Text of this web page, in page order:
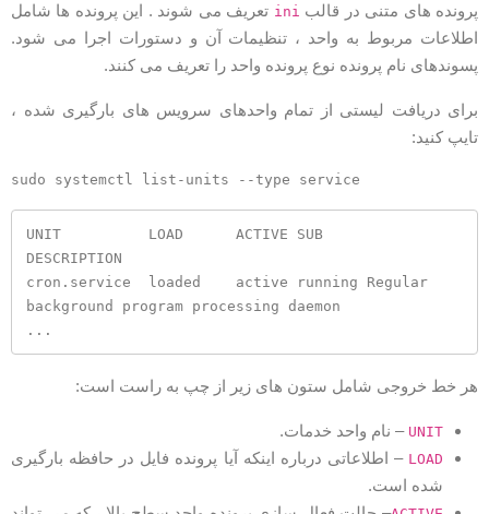
های متنی در قالبiniتعریف می شوند . این پرونده ها شامل
مربوط به واحد ، تنظیمات آن و دستورات اجرا می شود.
نام پرونده نوع پرونده واحد را تعریف می کنند.
دریافت لیستی از تمام واحدهای سرویس های بارگیری شده ،
کنید:
UNIT          LOAD      ACTIVE SUB
DESCRIPTION
cron.service  loaded    active running Regular
background program processing daemon
خط خروجی شامل ستون های زیر از چپ به راست است:
UNIT– نام واحد خدمات.
LOAD– اطلاعاتی درباره اینکه آیا پرونده فایل در حافظه بارگیری
شده است.